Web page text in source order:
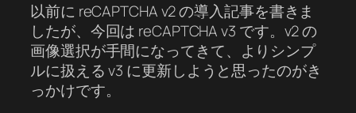
以前に reCAPTCHA v2 の導入記事を書きま
したが、今回は reCAPTCHA v3 です。v2 の
画像選択が手間になってきて、よりシンプ
ルに扱える v3 に更新しようと思ったのがき
っかけです。